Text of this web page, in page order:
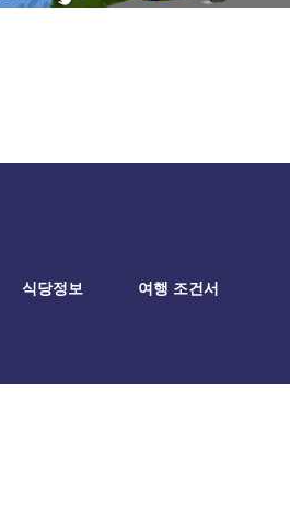
식당정보 여행 조건서